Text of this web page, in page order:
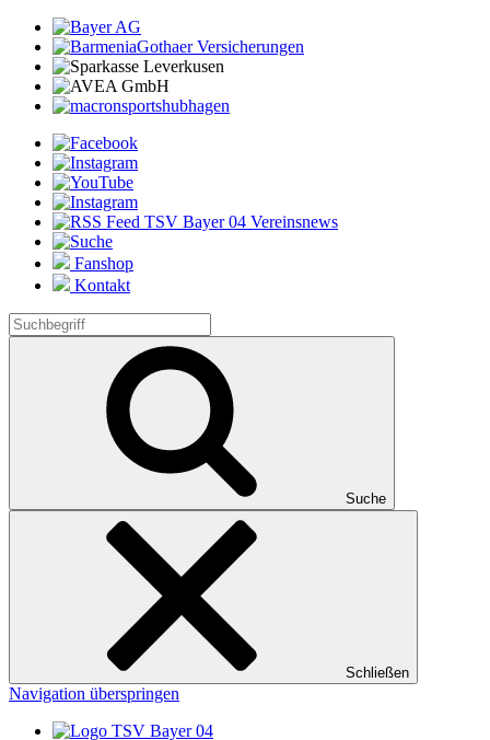
Fanshop
Kontakt
Suche
Schließen
Navigation überspringen